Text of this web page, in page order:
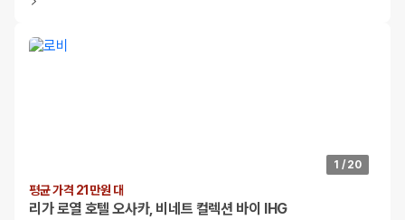
1 / 20
평균 가격 21만원 대
리가 로열 호텔 오사카, 비네트 컬렉션 바이 IHG